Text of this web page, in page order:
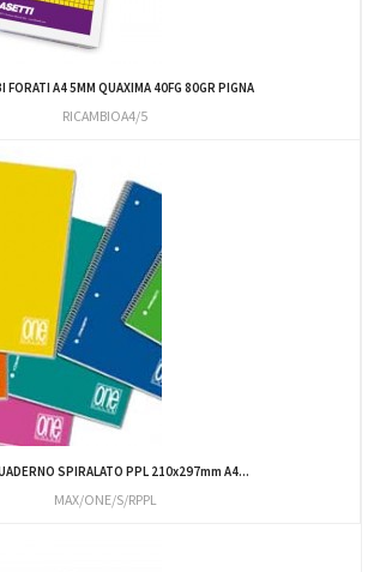
FORATI A4 5MM QUAXIMA 40FG 80GR PIGNA
RICAMBIOA4/5
SPIRALATO PPL 210x297mm A4...
MAX/ONE/S/RPPL